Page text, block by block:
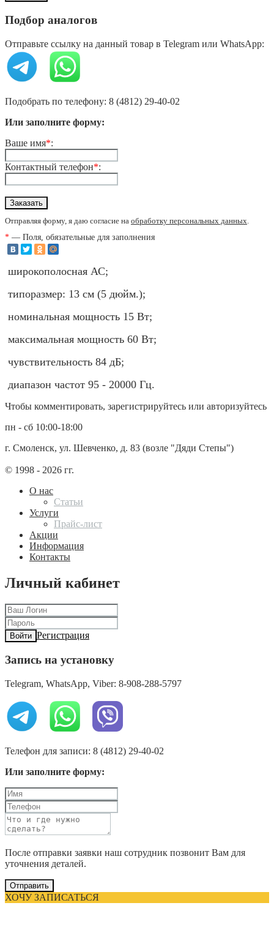
Подбор аналогов
Отправьте ссылку на данный товар в Telegram или WhatsApp:
Подобрать по телефону: 8 (4812) 29-40-02
Или заполните форму:
Ваше имя*:
Контактный телефон*:
Отправляя форму, я даю согласие на обработку персональных данных.
* — Поля, обязательные для заполнения
широкополосная АС;
типоразмер: 13 см (5 дюйм.);
номинальная мощность 15 Вт;
максимальная мощность 60 Вт;
чувствительность 84 дБ;
диапазон частот 95 - 20000 Гц.
Чтобы комментировать, зарегистрируйтесь или авторизуйтесь
пн - сб 10:00-18:00
г. Смоленск, ул. Шевченко, д. 83 (возле "Дяди Степы")
© 1998 - 2026 гг.
О нас
Статьи
Услуги
Прайс-лист
Акции
Информация
Контакты
Личный кабинет
Войти Регистрация
Запись на установку
Telegram, WhatsApp, Viber: 8-908-288-5797
Телефон для записи: 8 (4812) 29-40-02
Или заполните форму:
После отправки заявки наш сотрудник позвонит Вам для
уточнения деталей.
Отправить
ХОЧУ ЗАПИСАТЬСЯ